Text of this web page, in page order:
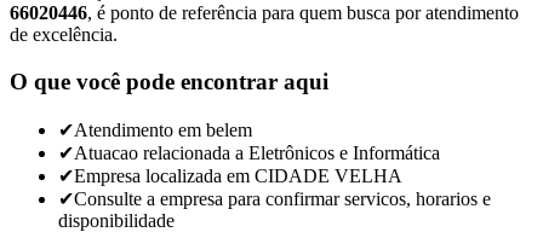
66020446, é ponto de referência para quem busca por atendimento
de excelência.
O que você pode encontrar aqui
✔Atendimento em belem
✔Atuacao relacionada a Eletrônicos e Informática
✔Empresa localizada em CIDADE VELHA
✔Consulte a empresa para confirmar servicos, horarios e
disponibilidade